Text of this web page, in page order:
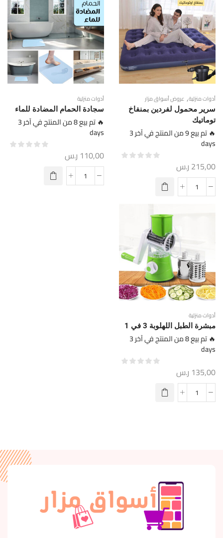
أدوات منزلية, عروض أسواق مزار
سرير محمول لفردين بمنفاخ
توماتيك
🔥 تم بيع 9 من المنتج في آخر 3
days
215,00 ر.س
أدوات منزلية
سجادة الحمام المضادة للماء
🔥 تم بيع 8 من المنتج في آخر 3
days
110,00 ر.س
أدوات منزلية
مبشرة الطبل اللهلوبة 3 في 1
🔥 تم بيع 8 من المنتج في آخر 3
days
135,00 ر.س